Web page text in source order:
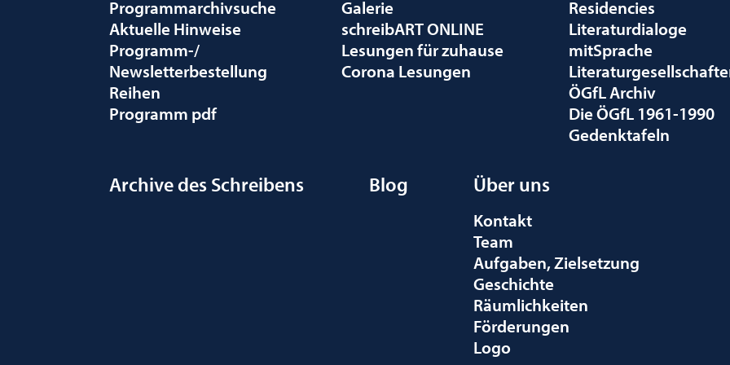
Programmarchivsuche
Aktuelle Hinweise
Programm-/
Newsletterbestellung
Reihen
Programm pdf
Galerie
schreibART ONLINE
Lesungen für zuhause
Corona Lesungen
Residencies
Literaturdialoge
mitSprache
ÖGfL Archiv
Die ÖGfL 1961-1990
Gedenktafeln
Archive des Schreibens Blog Über uns
Kontakt
Team
Aufgaben, Zielsetzung
Geschichte
Räumlichkeiten
Förderungen
Logo